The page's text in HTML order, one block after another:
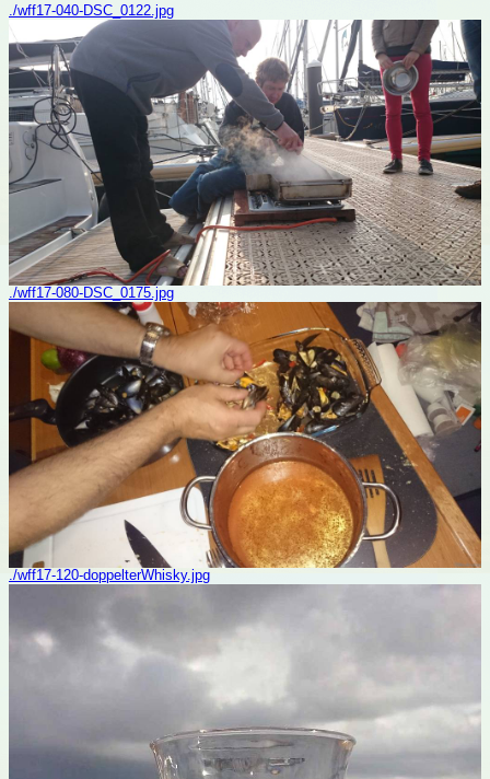
./wff17-040-DSC_0122.jpg
./wff17-080-DSC_0175.jpg
./wff17-120-doppelterWhisky.jpg